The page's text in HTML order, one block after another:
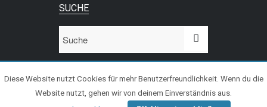
SUCHE
© 2020 WiPeC - Kundengewinnung im Internet
Diese Website nutzt Cookies für mehr Benutzerfreundlichkeit. Wenn du die
Website nutzt, gehen wir von deinem Einverständnis aus.